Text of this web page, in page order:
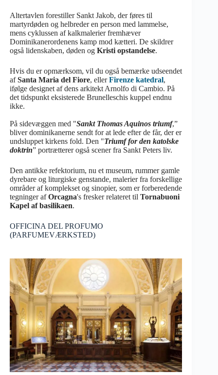
Altertavlen forestiller Sankt Jakob, der føres til
martyrdøden og helbreder en person med lammelse,
mens cyklussen af kalkmalerier fremhæver
Dominikanerordenens kamp mod kætteri. De skildrer
også lidenskaben, døden og Kristi opstandelse.
Hvis du er opmærksom, vil du også bemærke udseendet
afSanta Maria del Fiore, ellerFirenze katedral,
ifølge designet af dens arkitekt Arnolfo di Cambio. På
det tidspunkt eksisterede Brunelleschis kuppel endnu
ikke.
På sidevæggen med "Sankt Thomas Aquinos triumf,”
bliver dominikanerne sendt for at lede efter de får, der er
undsluppet kirkens fold. Den "Triumf for den katolske
doktrin” portrætterer også scener fra Sankt Peters liv.
Den antikke refektorium, nu et museum, rummer gamle
dyrebare og liturgiske genstande, malerier fra forskellige
områder af komplekset og sinopier, som er forberedende
tegninger afOrcagna's fresker relateret til Tornabuoni
Kapel af basilikaen.
OFFICINA DEL PROFUMO
(PARFUMEVÆRKSTED)